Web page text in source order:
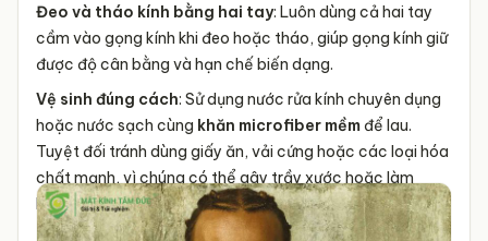
Đeo và tháo kính bằng hai tay: Luôn dùng cả hai tay
cầm vào gọng kính khi đeo hoặc tháo, giúp gọng kính giữ
được độ cân bằng và hạn chế biến dạng.
Vệ sinh đúng cách: Sử dụng nước rửa kính chuyên dụng
hoặc nước sạch cùng khăn microfiber mềmđể lau.
Tuyệt đối tránh dùng giấy ăn, vải cứng hoặc các loại hóa
chất mạnh, vì chúng có thể gây trầy xước hoặc làm
hỏng tròng kính.